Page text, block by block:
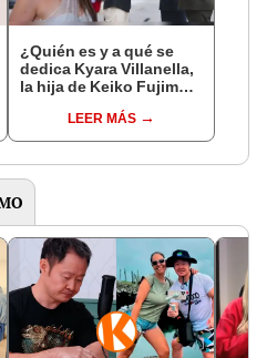
¿Quién es y a qué se
dedica Kyara Villanella,
la hija de Keiko Fujimori
nivel nacional?
LEER MÁS